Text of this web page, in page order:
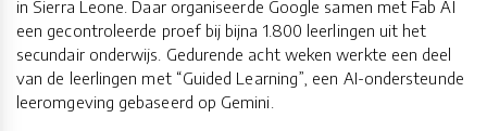
in Sierra Leone. Daar organiseerde Google samen met Fab AI
een gecontroleerde proef bij bijna 1.800 leerlingen uit het
secundair onderwijs. Gedurende acht weken werkte een deel
van de leerlingen met “Guided Learning”, een AI-ondersteunde
leeromgeving gebaseerd op Gemini.